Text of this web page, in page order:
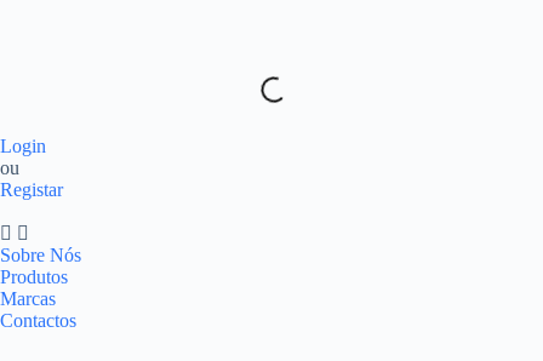
Login
ou
Registar
Sobre Nós
Produtos
Marcas
Contactos